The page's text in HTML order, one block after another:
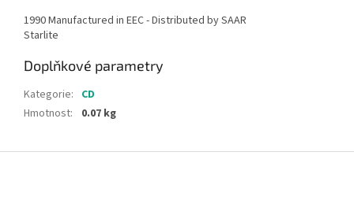
1990 Manufactured in EEC - Distributed by SAAR
Starlite
Doplňkové parametry
Kategorie: CD
Hmotnost: 0.07 kg